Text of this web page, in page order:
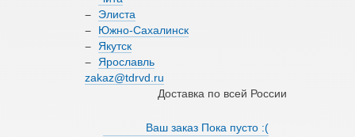
О компании
Документы
Элиста
Южно-Сахалинск
Якутск
Ярославль
zakaz@tdrvd.ru
Доставка по всей России
Ваш заказ Пока пусто :(